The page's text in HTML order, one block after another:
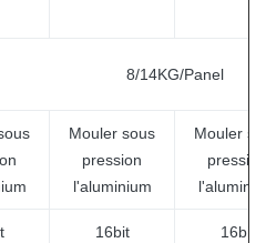
8/14KG/Panel
Mouler sous
pression
l'aluminium
Mouler
pression
16bit 16bit